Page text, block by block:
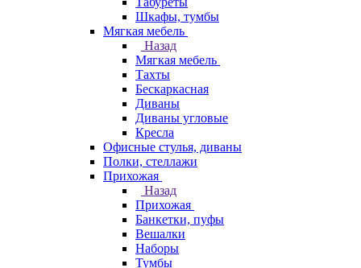
Шкафы, тумбы
Мягкая мебель
Назад
Мягкая мебель
Тахты
Бескаркасная
Диваны
Диваны угловые
Кресла
Офисные стулья, диваны
Полки, стеллажи
Прихожая
Назад
Прихожая
Банкетки, пуфы
Вешалки
Наборы
Тумбы